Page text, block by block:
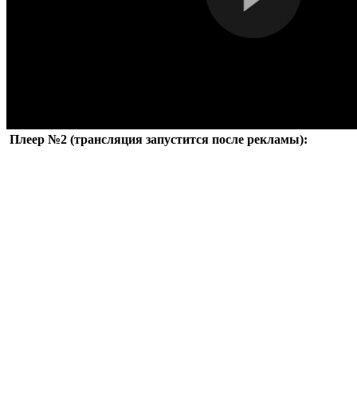
Плеер №2 (трансляция запустится после рекламы):